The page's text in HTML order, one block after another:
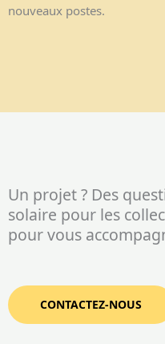
nouveaux postes.
Un projet ? Des
solaire pour les
pour vous
CONTACTEZ-NOUS